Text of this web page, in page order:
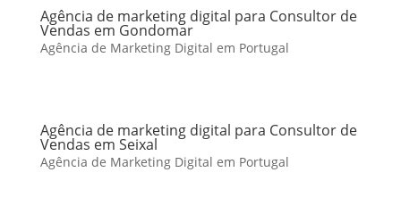
Agência de marketing digital para Consultor de
Vendas em Gondomar
Agência de Marketing Digital em Portugal
Agência de marketing digital para Consultor de
Vendas em Seixal
Agência de Marketing Digital em Portugal